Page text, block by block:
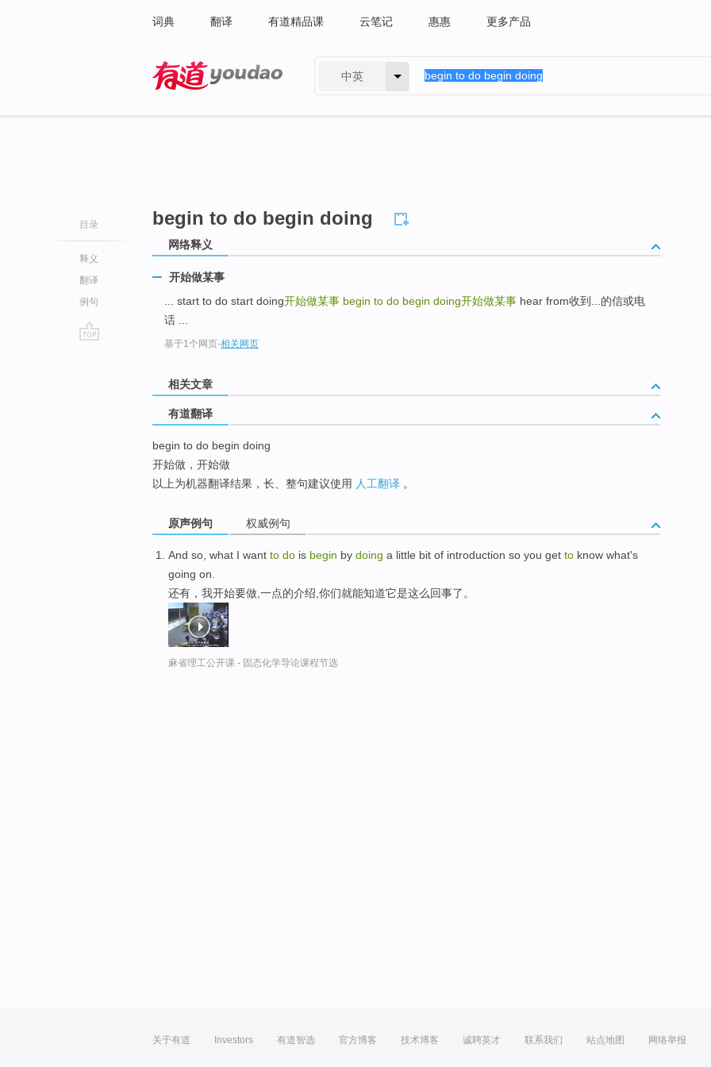
词典 翻译 有道精品课 云笔记 惠惠 更多产品
中英
目录
释义
翻译
例句
begin to do begin doing
网络释义
开始做某事
... start to do start doing开始做某事 begin to do begin doing开始做某事 hear from收到...的信或电
话 ...
基于1个网页-相关网页
相关文章
有道翻译
begin to do begin doing
开始做，开始做
以上为机器翻译结果，长、整句建议使用 人工翻译 。
原声例句 权威例句
And so, what I want to do is begin by doing a little bit of introduction so you get to know what's
going on.
还有，我开始要做,一点的介绍,你们就能知道它是这么回事了。
麻省理工公开课 - 固态化学导论课程节选
关于有道 Investors 有道智选 官方博客 技术博客 诚聘英才 联系我们 站点地图 网络举报